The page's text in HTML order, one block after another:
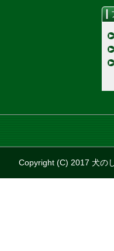
Copyright (C) 2017 犬の